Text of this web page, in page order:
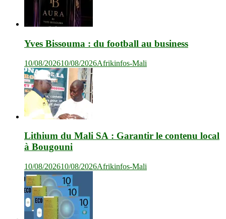
Yves Bissouma : du football au business
10/08/202610/08/2026Afrikinfos-Mali
Lithium du Mali SA : Garantir le contenu local
à Bougouni
10/08/202610/08/2026Afrikinfos-Mali